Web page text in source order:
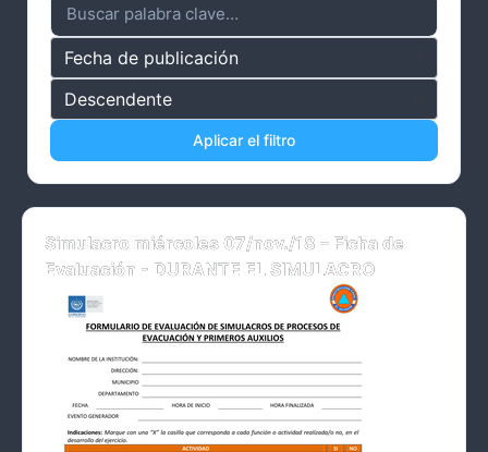
Aplicar el filtro
Simulacro miércoles 07/nov./18 – Ficha de
Evaluación - DURANTE EL SIMULACRO